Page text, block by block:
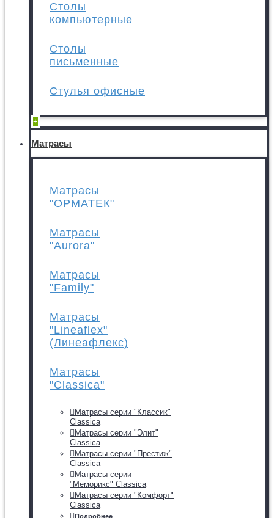
Столы
компьютерные
Столы
письменные
Стулья офисные
+
Матрасы
Матрасы
"ОРМАТЕК"
Матрасы
"Aurora"
Матрасы
"Family"
Матрасы
"Lineaflex"
(Линеафлекс)
Матрасы
"Classica"
Матрасы серии "Классик"
Classica
Матрасы серии "Элит"
Classica
Матрасы серии "Престиж"
Classica
Матрасы серии
"Меморикс" Classica
Матрасы серии "Комфорт"
Classica
Подробнее